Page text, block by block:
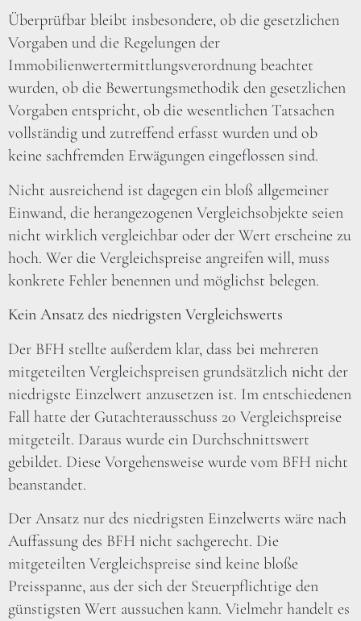
Überprüfbar bleibt insbesondere, ob die gesetzlichen
Vorgaben und die Regelungen der
Immobilienwertermittlungsverordnung beachtet
wurden, ob die Bewertungsmethodik den gesetzlichen
Vorgaben entspricht, ob die wesentlichen Tatsachen
vollständig und zutreffend erfasst wurden und ob
keine sachfremden Erwägungen eingeflossen sind.
Nicht ausreichend ist dagegen ein bloß allgemeiner
Einwand, die herangezogenen Vergleichsobjekte seien
nicht wirklich vergleichbar oder der Wert erscheine zu
hoch. Wer die Vergleichspreise angreifen will, muss
konkrete Fehler benennen und möglichst belegen.
Kein Ansatz des niedrigsten Vergleichswerts
Der BFH stellte außerdem klar, dass bei mehreren
mitgeteilten Vergleichspreisen grundsätzlich nicht der
niedrigste Einzelwert anzusetzen ist. Im entschiedenen
Fall hatte der Gutachterausschuss 20 Vergleichspreise
mitgeteilt. Daraus wurde ein Durchschnittswert
gebildet. Diese Vorgehensweise wurde vom BFH nicht
beanstandet.
Der Ansatz nur des niedrigsten Einzelwerts wäre nach
Auffassung des BFH nicht sachgerecht. Die
mitgeteilten Vergleichspreise sind keine bloße
Preisspanne, aus der sich der Steuerpflichtige den
günstigsten Wert aussuchen kann. Vielmehr handelt es